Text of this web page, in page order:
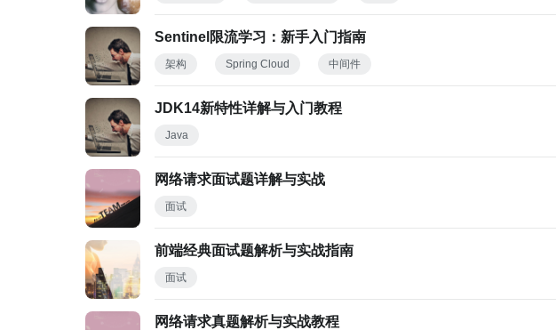
Sentinel限流学习：新手入门指南
架构 Spring Cloud 中间件
JDK14新特性详解与入门教程
Java
网络请求面试题详解与实战
面试
前端经典面试题解析与实战指南
面试
网络请求真题解析与实战教程